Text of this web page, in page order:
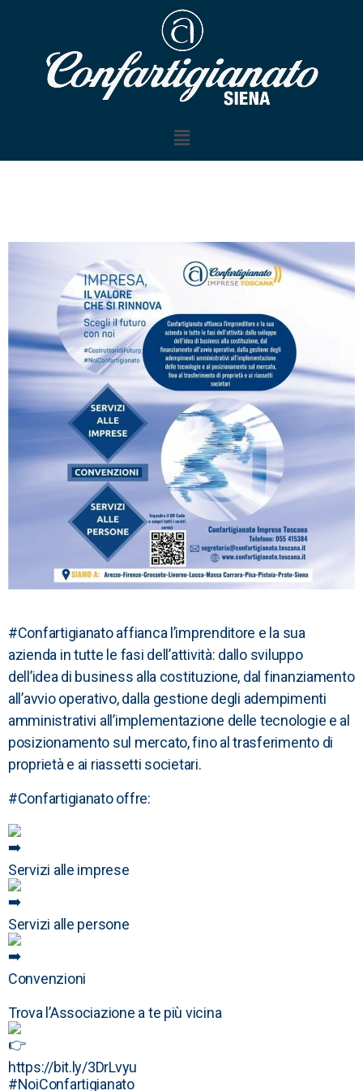
#Confartigianatoaffianca l’imprenditore e la sua
azienda in tutte le fasi dell’attività: dallo sviluppo
dell’idea di business alla costituzione, dal finanziamento
all’avvio operativo, dalla gestione degli adempimenti
amministrativi all’implementazione delle tecnologie e al
posizionamento sul mercato, fino al trasferimento di
proprietà e ai riassetti societari.
#Confartigianatooffre:
Servizi alle imprese
Servizi alle persone
Convenzioni
Trova l’Associazione a te più vicina
https://bit.ly/3DrLvyu
#NoiConfartigianato